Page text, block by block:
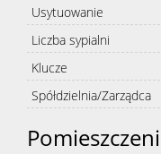
Usytuowanie
Liczba sypialni
Klucze
Spółdzielnia/Zarządca